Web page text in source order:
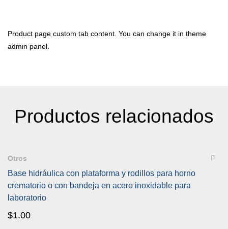
Product page custom tab content. You can change it in theme
admin panel.
Productos relacionados
Otros
Base hidráulica con plataforma y rodillos para horno
crematorio o con bandeja en acero inoxidable para
laboratorio
$1.00